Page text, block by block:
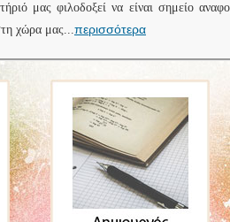
μας φιλοδοξεί να είναι σημείο
χώρα μας...περισσότερα